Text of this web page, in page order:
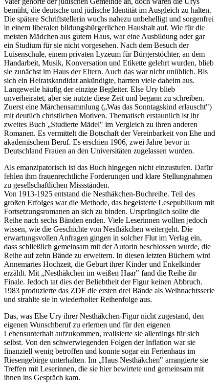
bemüht, die deutsche und jüdische Identität im Ausgleich zu halten.
Die spätere Schriftstellerin wuchs nahezu unbehelligt und sorgenfrei
in einem liberalen bildungsbürgerlichen Haushalt auf. Wie für die
meisten Mädchen aus gutem Haus, war eine Ausbildung oder gar
ein Studium für sie nicht vorgesehen. Nach dem Besuch der
Luisenschule, einem privaten Lyzeum für Bürgerstöchter, an dem
Handarbeit, Musik, Konversation und Etikette gelehrt wurden, blieb
sie zunächst im Haus der Eltern. Auch das war nicht unüblich. Bis
sich ein Heiratskandidat ankündigte, harrten viele daheim aus.
Langeweile häufig der einzige Begleiter. Else Ury blieb
unverheiratet, aber sie nutzte diese Zeit und begann zu schreiben.
Zuerst eine Märchensammlung („Was das Sonntagskind erlauscht")
mit deutlich christlichen Motiven. Thematisch erstaunlich ist ihr
zweites Buch „Studierte Mädel" im Vergleich zu ihren anderen
Romanen. Es vermittelt die Botschaft der Vereinbarkeit von Ehe und
akademischem Beruf. Es erschien 1906, zwei Jahre bevor in
Deutschland Frauen an den Universitäten zugelassen wurden.
Als emanzipatorisch ist das Buch hingegen nicht einzustufen. Dafür
fehlen ihm frauenrechtliche Forderungen und klare Stellungnahmen
zu gesellschaftlichen Missständen.
Von 1913-1925 entstand die Nesthäkchen-Buchreihe. Teil des
großen Erfolges war die Methode, das begeisterte Lesepublikum mit
Fortsetzungsromanen an sich zu binden. Ursprünglich sollte die
Reihe nach sechs Bänden enden. Viele Leserinnen wollten jedoch
wissen, wie die Geschichte von Nesthäkchen weitergeht. Die
erwartungsvollen Anfragen gingen in solcher Flut im Verlag ein,
dass schließlich gemeinsam mit der Autorin beschlossen wurde, die
Reihe auf zehn Bände zu erweitern. In diesen letzten Büchern wird
Annemaries Hochzeit, die Geburt ihrer Kinder und Enkelkinder
erzählt. Mit „Nesthäkchen im weißen Haar" fand die Reihe ihr
Finale. Jedoch tat dies der Beliebtheit der Figur keinen Abbruch.
1983 produzierte das ZDF die ersten drei Bände als Weihnachtsserie
und strahlte sie in wiederholter Reihenfolge aus.
Das, was Else Ury ihrer Nesthäkchen-Figur nicht zugestand, den
eigenen Wunschberuf zu erlernen und für den eigenen
Lebensunterhalt aufzukommen, realisierte sie allerdings für sich
selbst. Von den schwerwiegenden Folgen der Inflation war sie
finanziell wenig betroffen und konnte sogar ein Ferienhaus im
Riesengebirge unterhalten. Im „Haus Nesthäkchen" arrangierte sie
Treffen mit Leserinnen, die sie hier bewirtete und gemeinsam mit
ihnen ins Gespräch kam.